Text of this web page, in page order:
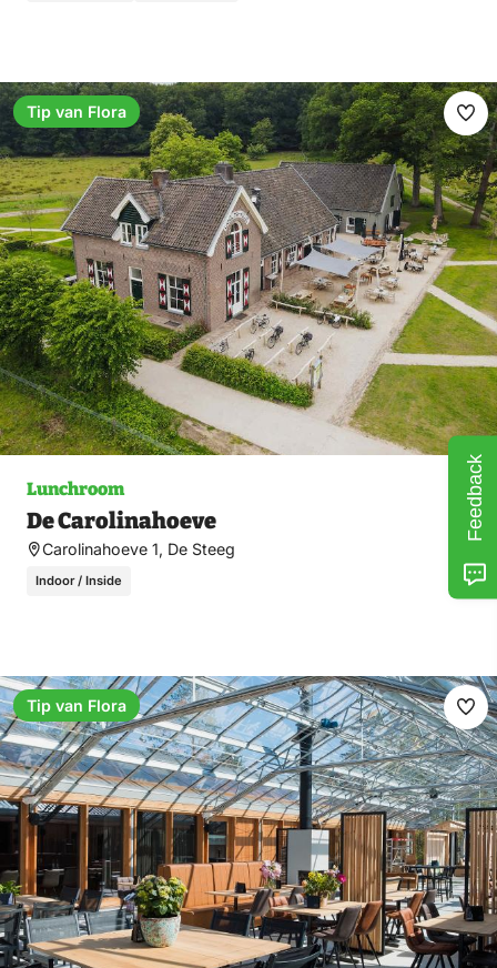
Lunchroom
De Carolinahoeve
Carolinahoeve 1, De Steeg
Indoor / Inside
Tip van Flora
Tip van Flora
Feedback